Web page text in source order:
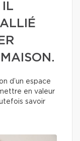
IL
MAISON.
d’un espace
en valeur
savoir